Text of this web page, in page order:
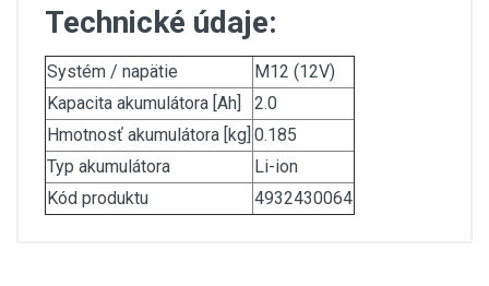
Technické údaje:
Systém / napätie
M12 (12V)
Kapacita akumulátora [Ah]
2.0
Hmotnosť akumulátora [kg] 0.185
Typ akumulátora
Li-ion
Kód produktu
4932430064